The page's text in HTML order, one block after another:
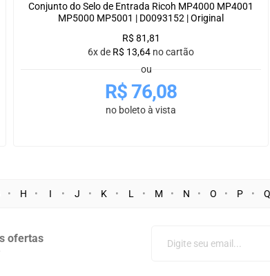
Conjunto do Selo de Entrada Ricoh MP4000 MP4001
MP5000 MP5001 | D0093152 | Original
R$ 81,81
6x de R$ 13,64 no cartão
ou
R$76,08
no boleto à vista
H I J K L M N O P Q
ofertas